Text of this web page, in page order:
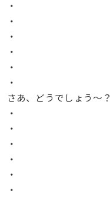
・
・
・
・
・
・
さあ、どうでしょう〜？
・
・
・
・
・
・